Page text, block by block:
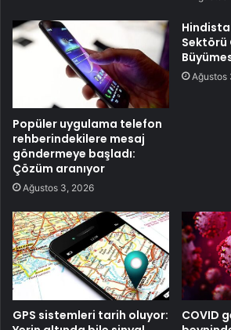
Popüler uygulama telefon
rehberindekilere mesaj
göndermeye başladı:
Çözüm aranıyor
Ağustos 3, 2026
Sektörü
Ağustos
GPS sistemleri tarih oluyor:
COVID